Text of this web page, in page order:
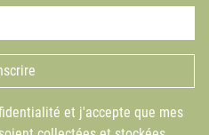
et j'accepte que mes